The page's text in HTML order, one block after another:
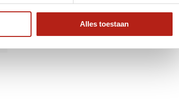
Alles toestaan